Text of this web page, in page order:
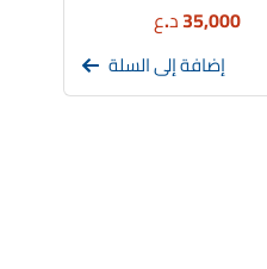
35,000د.ع
إضافة إلى السلة